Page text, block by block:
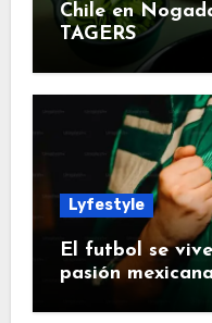
Chile en
TAGERS
Lyfestyle
El futbol se
pasión